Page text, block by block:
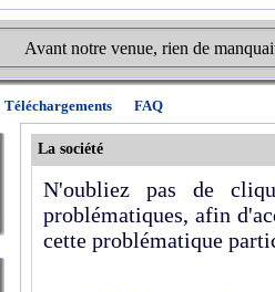
Avant notre venue, rien de
Téléchargements FAQ
La société
N'oubliez pas de
problématiques, afin
cette problématique